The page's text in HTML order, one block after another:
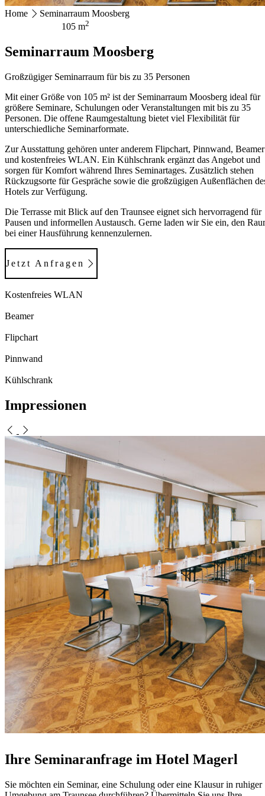
HOTEL MAGERL ***Superior
4810 Gmunden
info@hotel-magerl.at
Home
Seminarraum Moosberg
105 m2
Seminarraum Moosberg
Großzügiger Seminarraum für bis zu 35 Personen
Mit einer Größe von 105 m² ist der Seminarraum Moosberg ideal für
größere Seminare, Schulungen oder Veranstaltungen mit bis zu 35
Personen. Die offene Raumgestaltung bietet viel Flexibilität für
unterschiedliche Seminarformate.
Zur Ausstattung gehören unter anderem Flipchart, Pinnwand, Beamer
und kostenfreies WLAN. Ein Kühlschrank ergänzt das Angebot und
sorgen für Komfort während Ihres Seminartages. Zusätzlich stehen
Rückzugsorte für Gespräche sowie die großzügigen Außenflächen
Hotels zur Verfügung.
Die Terrasse mit Blick auf den Traunsee eignet sich hervorragend für
Pausen und informellen Austausch. Gerne laden wir Sie ein, den
bei einer Hausführung kennenzulernen.
Jetzt Anfragen
Kostenfreies WLAN
Beamer
Flipchart
Pinnwand
Kühlschrank
Impressionen
Ihre Seminaranfrage im Hotel Magerl
Sie möchten ein Seminar, eine Schulung oder eine Klausur in ruhiger